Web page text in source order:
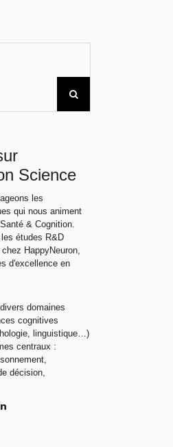
le site
Science
les
qui nous animent
& Cognition.
études R&D
HappyNeuron,
d'excellence en
domaines
cognitives
linguistique…)
centraux :
décision,